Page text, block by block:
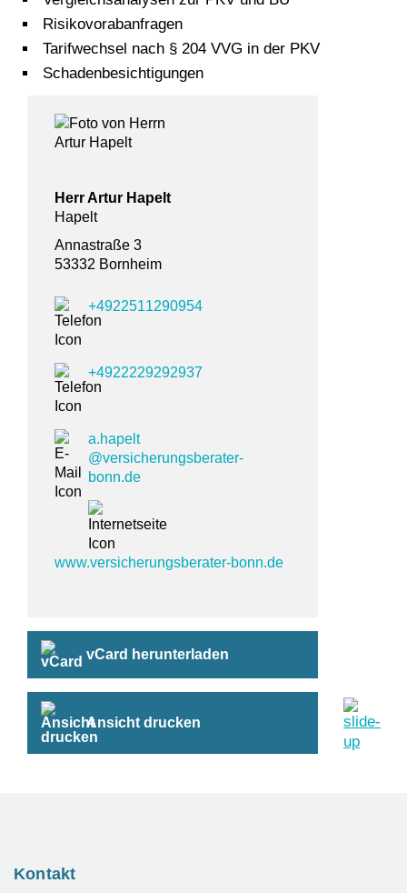
Risikovorabanfragen
Tarifwechsel nach § 204 VVG in der PKV
Schadenbesichtigungen
Herr Artur Hapelt
Hapelt
Annastraße 3
53332 Bornheim
+4922511290954
+4922229292937
a.hapelt
@versicherungsberater-
bonn.de
www.versicherungsberater-bonn.de
vCard herunterladen
Ansicht drucken
Kontakt